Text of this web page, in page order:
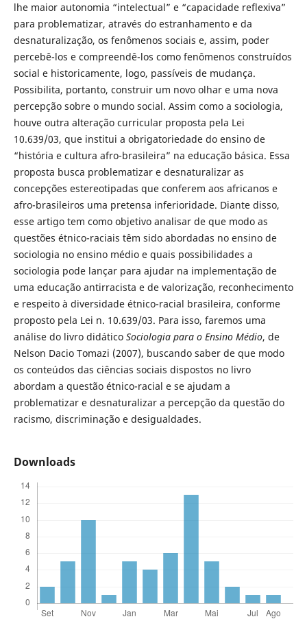
lhe maior autonomia “intelectual” e “capacidade reflexiva”
para problematizar, através do estranhamento e da
desnaturalização, os fenômenos sociais e, assim, poder
percebê-los e compreendê-los como fenômenos construídos
social e historicamente, logo, passíveis de mudança.
Possibilita, portanto, construir um novo olhar e uma nova
percepção sobre o mundo social. Assim como a sociologia,
houve outra alteração curricular proposta pela Lei
10.639/03, que institui a obrigatoriedade do ensino de
“história e cultura afro-brasileira” na educação básica. Essa
proposta busca problematizar e desnaturalizar as
concepções estereotipadas que conferem aos africanos e
afro-brasileiros uma pretensa inferioridade. Diante disso,
esse artigo tem como objetivo analisar de que modo as
questões étnico-raciais têm sido abordadas no ensino de
sociologia no ensino médio e quais possibilidades a
sociologia pode lançar para ajudar na implementação de
uma educação antirracista e de valorização, reconhecimento
e respeito à diversidade étnico-racial brasileira, conforme
proposto pela Lei n. 10.639/03. Para isso, faremos uma
análise do livro didático Sociologia para o Ensino Médio, de
Nelson Dacio Tomazi (2007), buscando saber de que modo
os conteúdos das ciências sociais dispostos no livro
abordam a questão étnico-racial e se ajudam a
problematizar e desnaturalizar a percepção da questão do
racismo, discriminação e desigualdades.
Downloads